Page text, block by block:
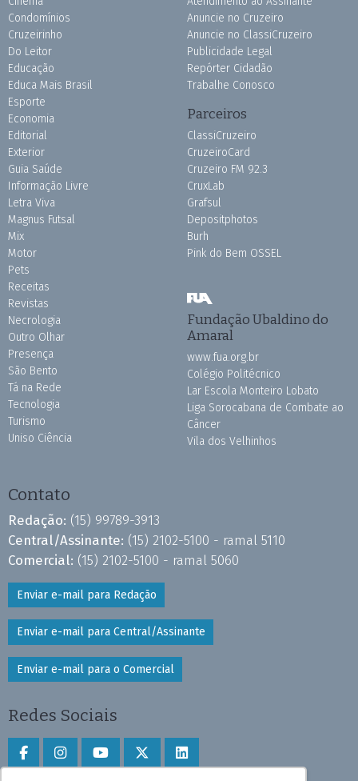
Condomínios
Cruzeirinho
Do Leitor
Educação
Educa Mais Brasil
Esporte
Economia
Editorial
Exterior
Guia Saúde
Informação Livre
Letra Viva
Magnus Futsal
Mix
Motor
Pets
Receitas
Revistas
Necrologia
Outro Olhar
Presença
São Bento
Tá na Rede
Tecnologia
Turismo
Uniso Ciência
Anuncie no Cruzeiro
Anuncie no ClassiCruzeiro
Publicidade Legal
Repórter Cidadão
Trabalhe Conosco
Parceiros
ClassiCruzeiro
CruzeiroCard
Cruzeiro FM 92.3
CruxLab
Grafsul
Depositphotos
Burh
Pink do Bem OSSEL
Fundação Ubaldino do
Amaral
www.fua.org.br
Colégio Politécnico
Lar Escola Monteiro Lobato
Liga Sorocabana de Combate ao
Câncer
Vila dos Velhinhos
Contato
Redação: (15) 99789-3913
Central/Assinante: (15) 2102-5100 - ramal 5110
Comercial: (15) 2102-5100 - ramal 5060
Enviar e-mail para Redação
Enviar e-mail para Central/Assinante
Enviar e-mail para o Comercial
Redes Sociais